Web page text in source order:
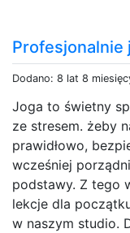
Profesjonalnie
Dodano: 8 lat 8
Joga to świetny
ze stresem. żeby
prawidłowo,
wcześniej
podstawy. Z tego
lekcje dla
w naszym studio.